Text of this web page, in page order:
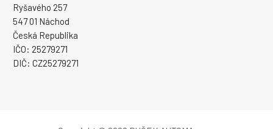
Ryšavého 257
547 01 Náchod
Česká Republika
IČO: 25279271
DIČ: CZ25279271